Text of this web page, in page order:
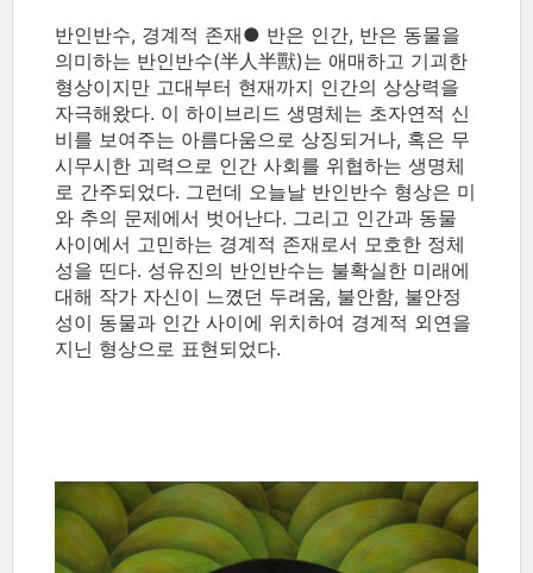
반인반수, 경계적 존재● 반은 인간, 반은 동물을
의미하는 반인반수(半人半獸)는 애매하고 기괴한
형상이지만 고대부터 현재까지 인간의 상상력을
자극해왔다. 이 하이브리드 생명체는 초자연적 신
비를 보여주는 아름다움으로 상징되거나, 혹은 무
시무시한 괴력으로 인간 사회를 위협하는 생명체
로 간주되었다. 그런데 오늘날 반인반수 형상은 미
와 추의 문제에서 벗어난다. 그리고 인간과 동물
사이에서 고민하는 경계적 존재로서 모호한 정체
성을 띤다. 성유진의 반인반수는 불확실한 미래에
대해 작가 자신이 느꼈던 두려움, 불안함, 불안정
성이 동물과 인간 사이에 위치하여 경계적 외연을
지닌 형상으로 표현되었다.